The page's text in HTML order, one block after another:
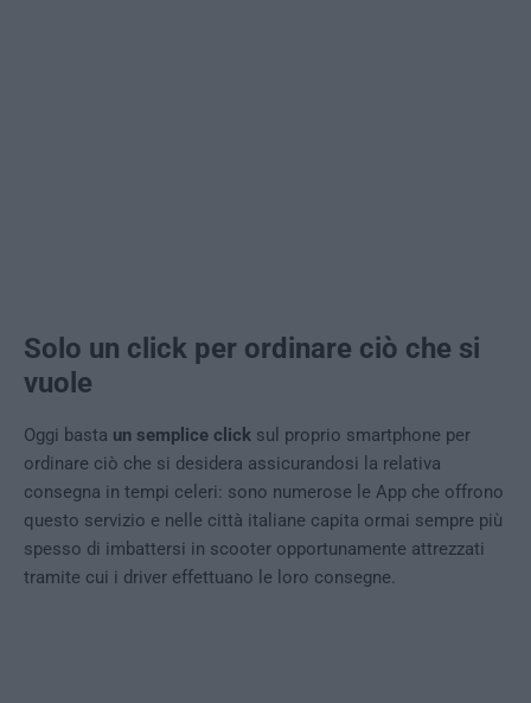
Solo un click per ordinare ciò che si
vuole
Oggi basta un semplice click sul proprio smartphone per
ordinare ciò che si desidera assicurandosi la relativa
consegna in tempi celeri: sono numerose le App che offrono
questo servizio e nelle città italiane capita ormai sempre più
spesso di imbattersi in scooter opportunamente attrezzati
tramite cui i driver effettuano le loro consegne.